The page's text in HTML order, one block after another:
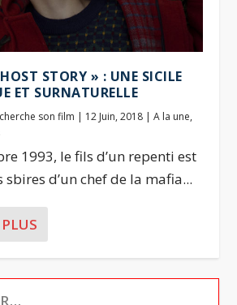
STORY » : UNE SICILE
ET SURNATURELLE
son film | 12 Juin, 2018 |A la une,
1993, le fils d’un repenti est
sbires d’un chef de la mafia...